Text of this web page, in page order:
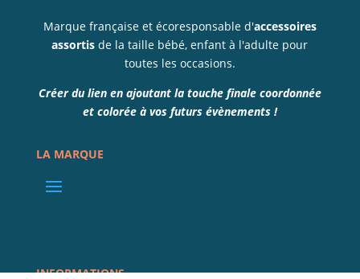
Marque française et écoresponsable d'accessoires
assortis de la taille bébé, enfant à l'adulte pour
toutes les occasions.
Créer du lien en ajoutant la touche finale coordonnée
et colorée à vos futurs évènements !
LA MARQUE
INFORMATIONS